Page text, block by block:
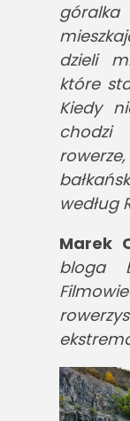
dzieli
które
Kiedy
według
Marek
bloga